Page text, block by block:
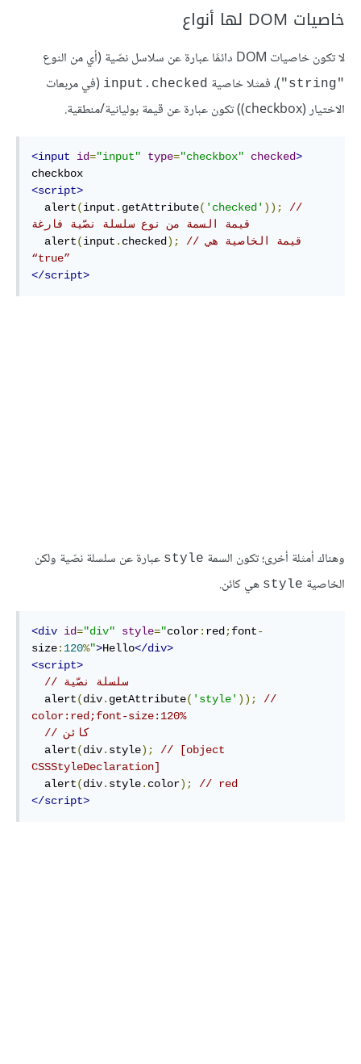
خاصيات DOM لها أنواع
لا تكون خاصيات DOM دائمًا عبارة عن سلاسل نصّية (أي من النوع
"string" )، فمثلا خاصية input.checked (في مربعات
الاختيار (checkbox)) تكون عبارة عن قيمة بوليانية/منطقية.
<input id="input" type="checkbox" checked>
<script>
  alert
(input . getAttribute( 'checked' ));
//
قيمة السمة من نوع سلسلة نصّية فارغة
  alert
(input . checked );
// قيمة الخاصية هي
“true”
</script>
وهناك أمثلة أخرى؛ تكون السمة style عبارة عن سلسلة نصّية ولكن
الخاصية style هي كائن.
<div id="div" style="color: red ;font-
size: 120%">Hello</div>
<script>
// سلسلة نصّية
  alert
(div. getAttribute( 'style' ));
//
color:red;font-size:120%
  alert
(div. style);
// [object
CSSStyleDeclaration]
  alert
(div. style. color);
// red
</script>